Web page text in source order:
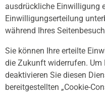
ausdrückliche Einwilligung
Einwilligungserteilung
während Ihres
Sie können Ihre erteilte
die Zukunft widerrufen. Um
deaktivieren Sie diesen
bereitgestellten „Cookie-